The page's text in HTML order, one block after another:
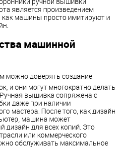
является произведением
как машины просто имитируют и
машинной
можно доверять создание
и они могут многократно делать
вышивка сопряжена с
даже при наличии
мастера. После того, как дизайн
машина может
дизайн для всех копий. Это
или коммерческого
обслуживать максимальное